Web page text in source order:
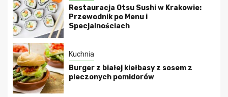
Restauracja Otsu Sushi w Krakowie:
Przewodnik po Menu i
Specjalnościach
Kuchnia
Burger z białej kiełbasy z sosem z
pieczonych pomidorów